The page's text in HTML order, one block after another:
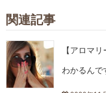
関連記事
【アロマ
わかるんで